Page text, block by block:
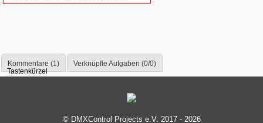
Kommentare (1)
Verknüpfte Aufgaben (0/0)
Tastenkürzel
© DMXControl Projects e.V. 2017 - 2026